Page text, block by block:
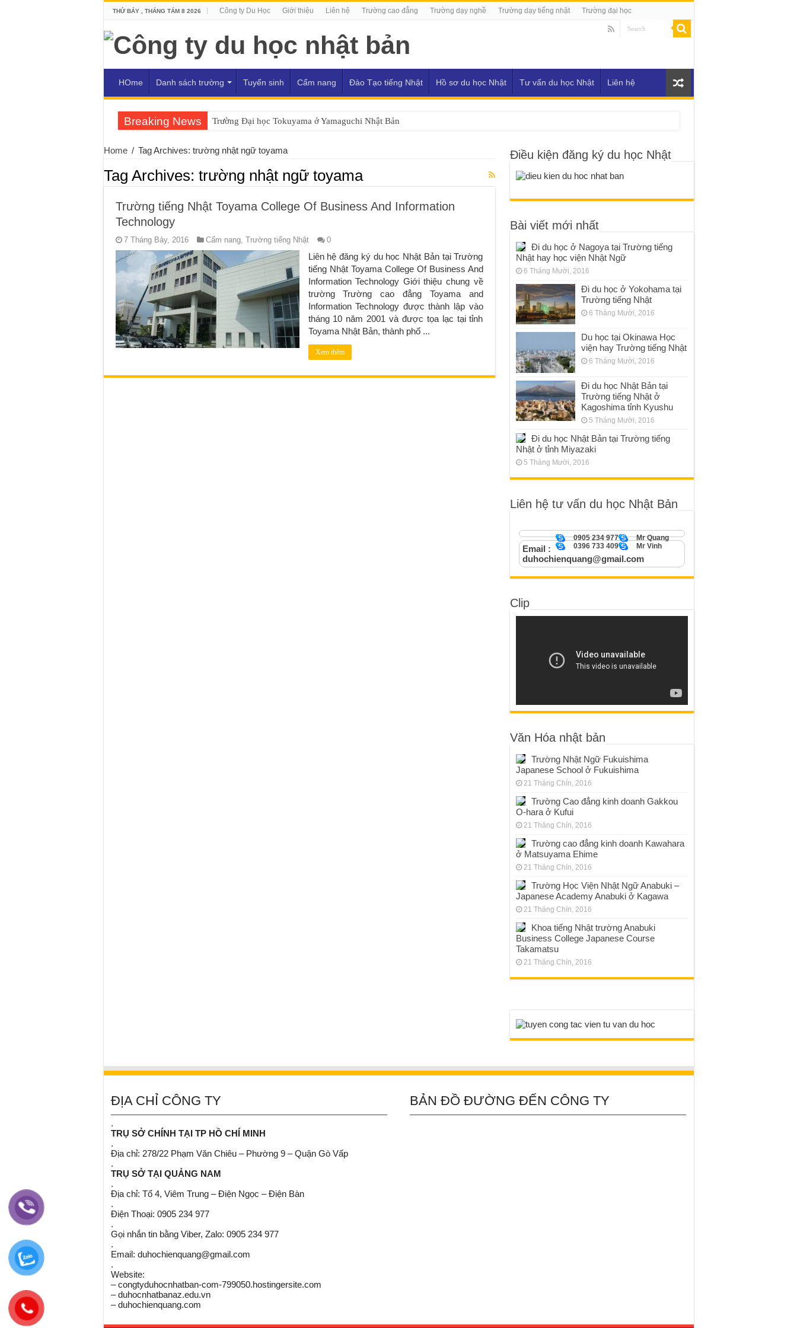
THỨ BẢY , THÁNG TÁM 8 2026 Công ty Du Học Giới thiệu Liên hệ Trường cao đẳng Trường dạy nghề Trường dạy tiếng nhật Trường đại học
HOme Danh sách trường Tuyển sinh Cẩm nang Đào Tạo tiếng Nhật Hồ sơ du học Nhật Tư vấn du học Nhật Liên hệ
Breaking News Trường Đại học Tokuyama ở Yamaguchi Nhật Bản
Home / Tag Archives: trường nhật ngữ toyama
Tag Archives: trường nhật ngữ toyama
Trường tiếng Nhật Toyama College Of Business And Information
Technology
7 Tháng Bảy, 2016 Cẩm nang, Trường tiếng Nhật 0
Liên hệ đăng ký du học Nhật Bản tại Trường
tiếng Nhật Toyama College Of Business And
Information Technology Giới thiệu chung về
trường Trường cao đẳng Toyama and
Information Technology được thành lập vào
tháng 10 năm 2001 và được tọa lạc tại tỉnh
Toyama Nhật Bản, thành phố ...
Xem thêm
Điều kiện đăng ký du học Nhật
Bài viết mới nhất
Đi du học ở Nagoya tại Trường tiếng
Nhật hay học viện Nhật Ngữ
6 Tháng Mười, 2016
Đi du học ở Yokohama tại
Trường tiếng Nhật
6 Tháng Mười, 2016
Du học tại Okinawa Học
viện hay Trường tiếng Nhật
6 Tháng Mười, 2016
Đi du học Nhật Bản tại
Trường tiếng Nhật ở
Kagoshima tỉnh Kyushu
5 Tháng Mười, 2016
Đi du học Nhật Bản tại Trường tiếng
Nhật ở tỉnh Miyazaki
5 Tháng Mười, 2016
Liên hệ tư vấn du học Nhật Bản
Mr Quang
0905 234 977
Mr Vinh
0396 733 409
Email :
duhochienquang@gmail.com
Clip
Văn Hóa nhật bản
Trường Nhật Ngữ Fukuishima
Japanese School ở Fukuishima
21 Tháng Chín, 2016
Trường Cao đẳng kinh doanh Gakkou
O-hara ở Kufui
21 Tháng Chín, 2016
Trường cao đẳng kinh doanh Kawahara
ở Matsuyama Ehime
21 Tháng Chín, 2016
Trường Học Viện Nhật Ngữ Anabuki –
Japanese Academy Anabuki ở Kagawa
21 Tháng Chín, 2016
Khoa tiếng Nhật trường Anabuki
Business College Japanese Course
Takamatsu
21 Tháng Chín, 2016
ĐỊA CHỈ CÔNG TY
.
TRỤ SỞ CHÍNH TẠI TP HỒ CHÍ MINH
.
Địa chỉ: 278/22 Phạm Văn Chiêu – Phường 9 – Quận Gò Vấp
.
TRỤ SỞ TẠI QUẢNG NAM
.
Địa chỉ: Tổ 4, Viêm Trung – Điện Ngọc – Điện Bàn
.
Điện Thoại: 0905 234 977
.
Gọi nhắn tin bằng Viber, Zalo: 0905 234 977
.
Email: duhochienquang@gmail.com
.
Website:
– congtyduhocnhatban-com-799050.hostingersite.com
– duhocnhatbanaz.edu.vn
– duhochienquang.com
BẢN ĐỒ ĐƯỜNG ĐẾN CÔNG TY